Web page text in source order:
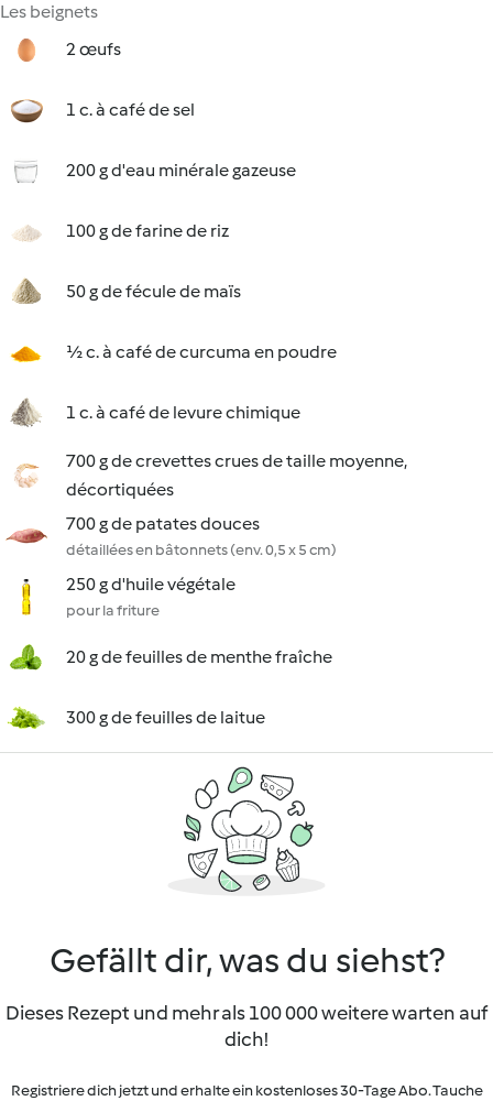
Les beignets
2 œufs
1 c. à café de sel
200 g d'eau minérale gazeuse
100 g de farine de riz
50 g de fécule de maïs
½ c. à café de curcuma en poudre
1 c. à café de levure chimique
700 g de crevettes crues de taille moyenne,
décortiquées
700 g de patates douces
détaillées en bâtonnets (env. 0,5 x 5 cm)
250 g d'huile végétale
pour la friture
20 g de feuilles de menthe fraîche
300 g de feuilles de laitue
Gefällt dir, was du siehst?
Dieses Rezept und mehr als 100 000 weitere warten auf
dich!
Registriere dich jetzt und erhalte ein kostenloses 30-Tage Abo. Tauche